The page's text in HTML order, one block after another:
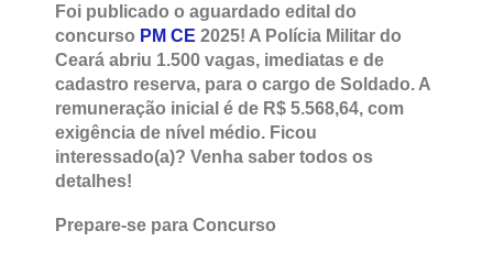
Foi publicado o aguardado edital do
concurso PM CE 2025! A Polícia Militar do
Ceará abriu 1.500 vagas, imediatas e de
cadastro reserva, para o cargo de Soldado. A
remuneração inicial é de R$ 5.568,64, com
exigência de nível médio. Ficou
interessado(a)? Venha saber todos os
detalhes!
Prepare-se para Concurso